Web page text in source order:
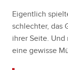
Eigentlich
schlechter, das
ihrer Seite.
eine gewisse